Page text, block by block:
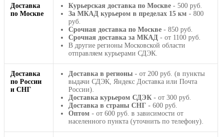
Доставка
по Москве
Курьерская доставка по Москве - 500 руб.
За МКАД курьером в пределах 15 км - 800
руб.
Срочная доставка по Москве - 850 руб.
Срочная доставка за МКАД - от 1100 руб.
В другие регионы Московской области
отправляем курьерами СДЭК.
Доставка
по России
и СНГ
Доставка в регионы - от 200 руб. (в пункты
выдачи СДЭК, Яндекс Доставка или Почта
России).
Доставка курьером СДЭК - от 300 руб.
Доставка в страны СНГ - 600 руб.
Оптом - от 600 руб. в зависимости от
населенного пункта (уточнить по телефону).